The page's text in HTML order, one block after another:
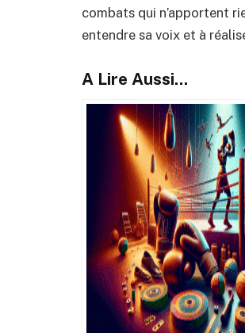
combats qui n’apportent
entendre sa voix et à
A Lire Aussi...